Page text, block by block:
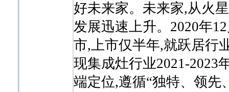
好未来家。未来家,从火
发展迅速上升。2020年
市,上市仅半年,就跃居行
现集成灶行业2021-2023
端定位,遵循“独特、领先